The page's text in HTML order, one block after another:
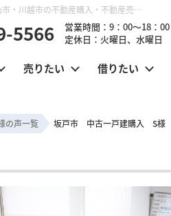
坂戸市 中古一戸建購入 S様 | 鶴ヶ島市・坂戸市・東松山市・川越市の不動産購入・不動産売却のことならセンチュリー21明和ハウス
5566
営業時間：9：00～18：00
定休日：火曜日、水曜日
売りたい 借りたい
の声一覧 坂戸市 中古一戸建購入 S様